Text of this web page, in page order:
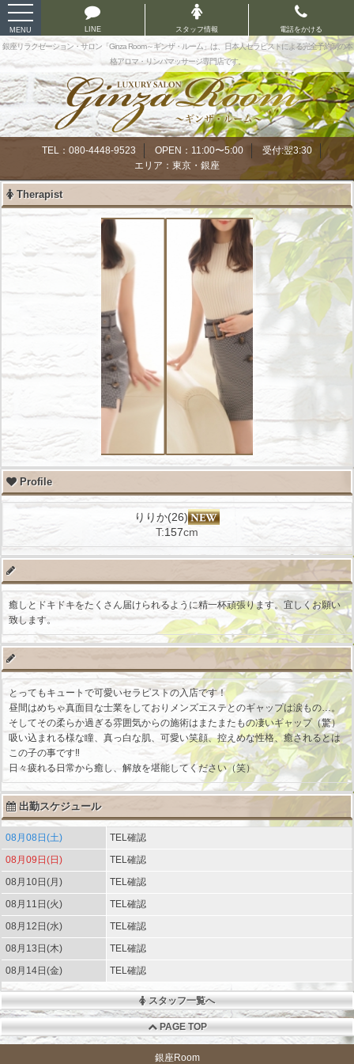
銀座リラクゼーション・サロン「Ginza Room～ギンザ・ルーム」は、日本人セラピストによる完全予約制の本
格アロマ・リンパマッサージ専門店です。
toggle
navigation
MENU LINE スタッフ情報 電話をかける
TEL：080-4448-9523 OPEN：11:00〜5:00
受付:翌3:30
エリア：東京・銀座
Therapist
Profile
りりか(26)
T:157cm
癒しとドキドキをたくさん届けられるように精一杯頑張ります。宜しくお願い
致します。
とってもキュートで可愛いセラピストの入店です！
昼間はめちゃ真面目な士業をしておりメンズエステとのギャップは涙もの…。
そしてその柔らか過ぎる雰囲気からの施術はまたまたもの凄いギャップ（驚）
吸い込まれる様な瞳、真っ白な肌、可愛い笑顔、控えめな性格、癒されるとは
この子の事です‼︎
日々疲れる日常から癒し、解放を堪能してください（笑）
出勤スケジュール
08月08日(土)
TEL確認
08月09日(日)
TEL確認
08月10日(月)
TEL確認
08月11日(火)
TEL確認
08月12日(水)
TEL確認
08月13日(木)
TEL確認
08月14日(金)
TEL確認
スタッフ一覧へ
PAGE TOP
銀座Room